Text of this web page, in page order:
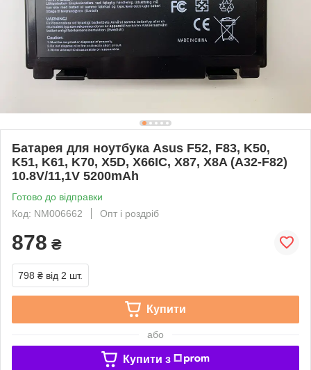
Батарея для ноутбука Asus F52, F83, K50,
K51, K61, K70, X5D, X66IC, X87, X8A (A32-F82)
10.8V/11,1V 5200mAh
Готово до відправки
Код: NM006662
Опт і роздріб
878 ₴
798 ₴ від 2 шт.
Купити
або
Купити з